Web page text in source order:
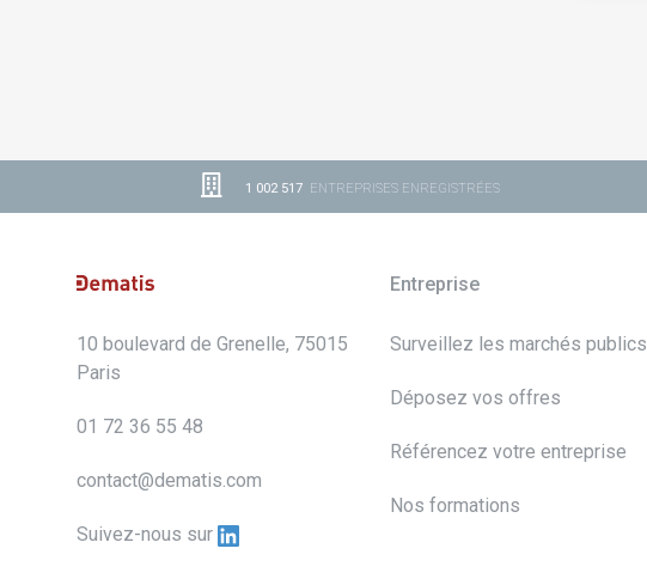
1 002 517 ENTREPRISES ENREGISTRÉES
10 boulevard de Grenelle, 75015
Paris
01 72 36 55 48
contact@dematis.com
Suivez-nous sur
Entreprise
Surveillez les marchés publics
Déposez vos offres
Référencez votre entreprise
Nos formations